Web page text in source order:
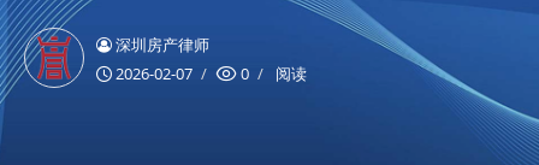
深圳房产律师
2026-02-07
0 阅读